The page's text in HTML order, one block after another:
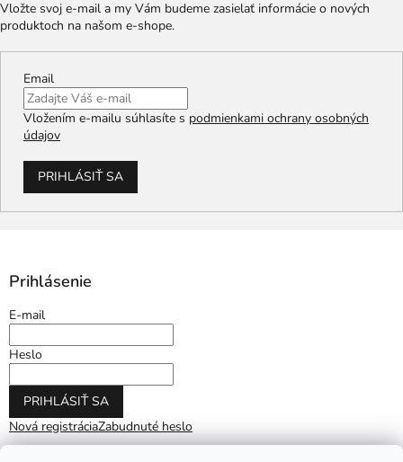
Vložte svoj e-mail a my Vám budeme zasielať informácie o nových
produktoch na našom e-shope.
Email
Vložením e-mailu súhlasíte s podmienkami ochrany osobných
údajov
PRIHLÁSIŤ SA
Prihlásenie
E-mail
Heslo
PRIHLÁSIŤ SA
Nová registráciaZabudnuté heslo